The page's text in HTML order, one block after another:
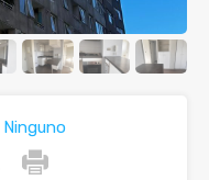
Ninguno